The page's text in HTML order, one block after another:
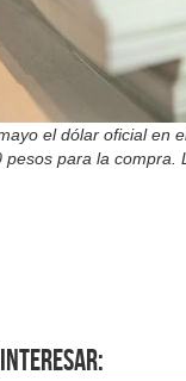
el dólar oficial en
pesos para la compra.
interesar: